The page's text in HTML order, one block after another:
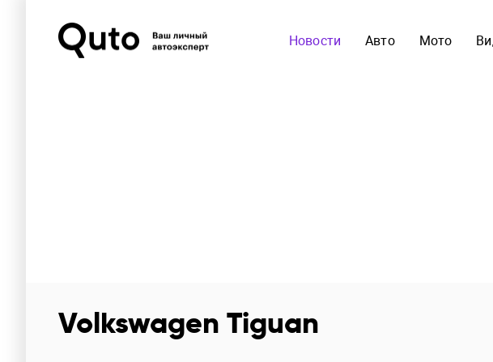
Новости Авто Мото
Volkswagen Tiguan
покупку Tiguan